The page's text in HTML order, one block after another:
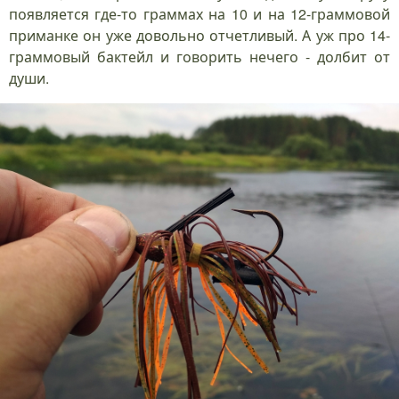
появляется где-то граммах на 10 и на 12-граммовой
приманке он уже довольно отчетливый. А уж про 14-
граммовый бактейл и говорить нечего - долбит от
души.